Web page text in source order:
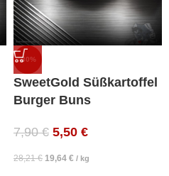
-30%
SweetGold Süßkartoffel
Burger Buns
7,90€ 5,50 €
28,21€ 19,64 € / kg